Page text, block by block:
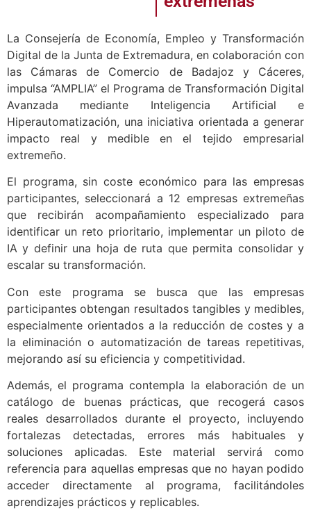
La Consejería de Economía, Empleo y Transformación
Digital de la Junta de Extremadura, en colaboración con
las Cámaras de Comercio de Badajoz y Cáceres,
impulsa “AMPLIA” el Programa de Transformación Digital
Avanzada mediante Inteligencia Artificial e
Hiperautomatización, una iniciativa orientada a generar
impacto real y medible en el tejido empresarial
extremeño.
El programa, sin coste económico para las empresas
participantes, seleccionará a 12 empresas extremeñas
que recibirán acompañamiento especializado para
identificar un reto prioritario, implementar un piloto de
IA y definir una hoja de ruta que permita consolidar y
escalar su transformación.
Con este programa se busca que las empresas
participantes obtengan resultados tangibles y medibles,
especialmente orientados a la reducción de costes y a
la eliminación o automatización de tareas repetitivas,
mejorando así su eficiencia y competitividad.
Además, el programa contempla la elaboración de un
catálogo de buenas prácticas, que recogerá casos
reales desarrollados durante el proyecto, incluyendo
fortalezas detectadas, errores más habituales y
soluciones aplicadas. Este material servirá como
referencia para aquellas empresas que no hayan podido
acceder directamente al programa, facilitándoles
aprendizajes prácticos y replicables.